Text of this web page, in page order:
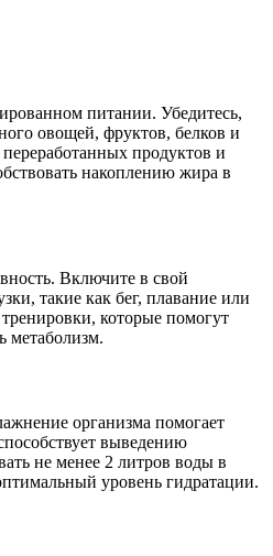
питании. Убедитесь,
овощей, фруктов, белков и
продуктов и
накоплению жира в
Включите в свой
такие как бег, плавание или
которые помогут
метаболизм.
организма помогает
выведению
не менее 2 литров воды в
уровень гидратации.